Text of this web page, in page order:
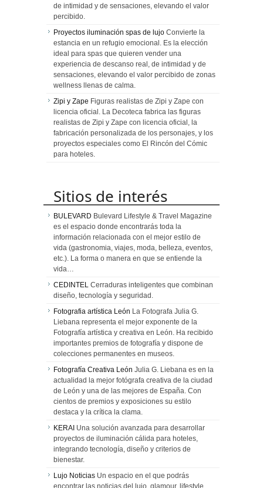
de intimidad y de sensaciones, elevando el valor
percibido.
Proyectos iluminación spas de lujo Convierte la
estancia en un refugio emocional. Es la elección
ideal para spas que quieren vender una
experiencia de descanso real, de intimidad y de
sensaciones, elevando el valor percibido de zonas
wellness llenas de calma.
Zipi y Zape Figuras realistas de Zipi y Zape con
licencia oficial. La Decoteca fabrica las figuras
realistas de Zipi y Zape con licencia oficial, la
fabricación personalizada de los personajes, y los
proyectos especiales como El Rincón del Cómic
para hoteles.
Sitios de interés
BULEVARD Bulevard Lifestyle & Travel Magazine
es el espacio donde encontrarás toda la
información relacionada con el mejor estilo de
vida (gastronomia, viajes, moda, belleza, eventos,
etc.). La forma o manera en que se entiende la
vida…
CEDINTEL Cerraduras inteligentes que combinan
diseño, tecnología y seguridad.
Fotografia artística León La Fotografa Julia G.
Liebana representa el mejor exponente de la
Fotografía artística y creativa en León. Ha recibido
importantes premios de fotografía y dispone de
colecciones permanentes en museos.
Fotografía Creativa León Julia G. Liebana es en la
actualidad la mejor fotógrafa creativa de la ciudad
de León y una de las mejores de España. Con
cientos de premios y exposiciones su estilo
destaca y la crítica la clama.
KERAI Una solución avanzada para desarrollar
proyectos de iluminación cálida para hoteles,
integrando tecnología, diseño y criterios de
bienestar.
Lujo Noticias Un espacio en el que podrás
encontrar las noticias del lujo, glamour, lifestyle,